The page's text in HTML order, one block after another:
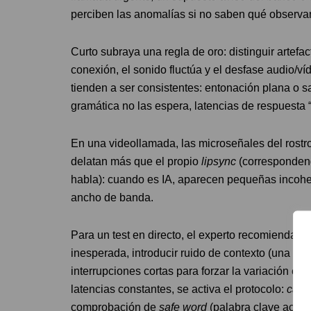
perciben las anomalías si no saben qué
Curto subraya una regla de oro: distinguir
conexión, el sonido fluctúa y el desfase audio/
tienden a ser consistentes: entonación plana o
gramática no las espera, latencias de respuesta
En una videollamada, las microseñales del
delatan más que el propio lipsync
habla): cuando es IA, aparecen pequeñas
ancho de banda.
Para un test en directo, el experto recomienda
inesperada, introducir ruido de contexto (una
interrupciones cortas para forzar la variación
latencias constantes, se activa el protocolo:
comprobación de safe word(palabra clave